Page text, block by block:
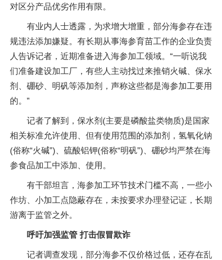
对区分产品优劣作用有限。
有业内人士透露，为求增大增重，部分海参存在违
规违法添加嫌疑。有长期从事海参育苗工作的企业负责
人告诉记者，近期准备进入海参加工领域。“一听说我
们准备建设加工厂，有些人主动找过来推销火碱、保水
剂、硼砂、明矾等添加剂，声称这些都是海参加工要用
的。”
记者了解到，保水剂(主要是磷酸盐类物质)是国家
相关标准允许使用、但有使用范围的添加剂，氢氧化钠
(俗称“火碱”)、硫酸铝钾(俗称“明矾”)、硼砂均严禁在海
参食品加工中添加、使用。
有干部坦言，海参加工环节技术门槛不高，一些小
作坊、小加工点隐蔽存在，未按要求办理登记证，长期
游离于监管之外。
呼吁加强监管 打击假冒欺诈
记者调查发现，部分海参不仅价格过低，还存在乱